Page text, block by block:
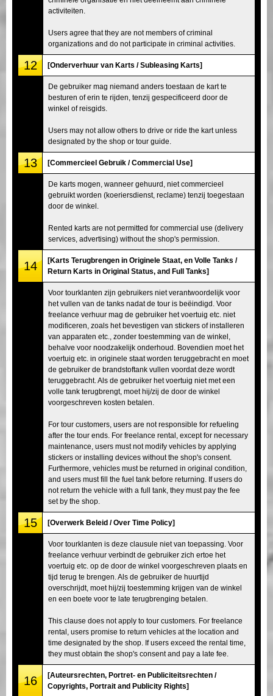
activiteiten.
Users agree that they are not members of criminal
organizations and do not participate in criminal activities.
12 [Onderverhuur van Karts / Subleasing Karts]
De gebruiker mag niemand anders toestaan de kart te
besturen of erin te rijden, tenzij gespecificeerd door de
winkel of reisgids.
Users may not allow others to drive or ride the kart unless
designated by the shop or tour guide.
13 [Commercieel Gebruik / Commercial Use]
De karts mogen, wanneer gehuurd, niet commercieel
gebruikt worden (koeriersdienst, reclame) tenzij toegestaan
door de winkel.
Rented karts are not permitted for commercial use (delivery
services, advertising) without the shop's permission.
14
[Karts Terugbrengen in Originele Staat, en Volle Tanks /
Return Karts in Original Status, and Full Tanks]
Voor tourklanten zijn gebruikers niet verantwoordelijk voor
het vullen van de tanks nadat de tour is beëindigd. Voor
freelance verhuur mag de gebruiker het voertuig etc. niet
modificeren, zoals het bevestigen van stickers of installeren
van apparaten etc., zonder toestemming van de winkel,
behalve voor noodzakelijk onderhoud. Bovendien moet het
voertuig etc. in originele staat worden teruggebracht en moet
de gebruiker de brandstoftank vullen voordat deze wordt
teruggebracht. Als de gebruiker het voertuig niet met een
volle tank terugbrengt, moet hij/zij de door de winkel
voorgeschreven kosten betalen.
For tour customers, users are not responsible for refueling
after the tour ends. For freelance rental, except for necessary
maintenance, users must not modify vehicles by applying
stickers or installing devices without the shop's consent.
Furthermore, vehicles must be returned in original condition,
and users must fill the fuel tank before returning. If users do
not return the vehicle with a full tank, they must pay the fee
set by the shop.
15 [Overwerk Beleid / Over Time Policy]
Voor tourklanten is deze clausule niet van toepassing. Voor
freelance verhuur verbindt de gebruiker zich ertoe het
voertuig etc. op de door de winkel voorgeschreven plaats en
tijd terug te brengen. Als de gebruiker de huurtijd
overschrijdt, moet hij/zij toestemming krijgen van de winkel
en een boete voor te late terugbrenging betalen.
This clause does not apply to tour customers. For freelance
rental, users promise to return vehicles at the location and
time designated by the shop. If users exceed the rental time,
they must obtain the shop's consent and pay a late fee.
16
[Auteursrechten, Portret- en Publiciteitsrechten /
Copyrights, Portrait and Publicity Rights]